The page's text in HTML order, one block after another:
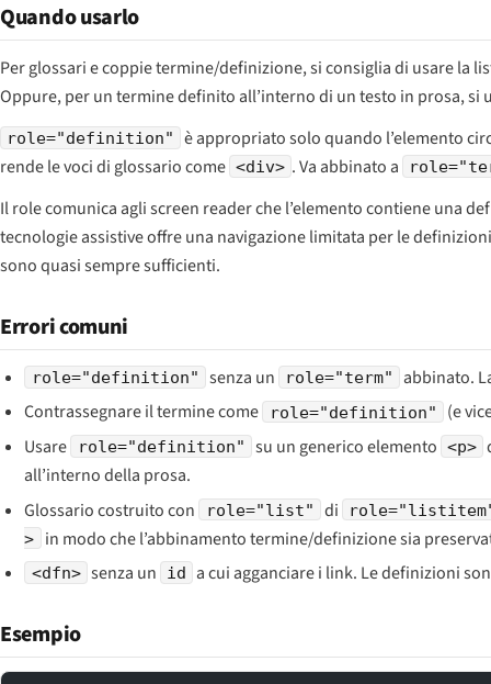
Quando usarlo
Per glossari e coppie termine/definizione, si consiglia di usare la
Oppure, per un termine definito all’interno di un testo in prosa, si
role="definition"
è appropriato solo quando l’elemento
rende le voci di glossario come <div> . Va abbinato a
Il role comunica agli screen reader che l’elemento contiene una
tecnologie assistive offre una navigazione limitata per le
sono quasi sempre sufficienti.
Errori comuni
role="definition" senza un role="term"
abbinato.
Contrassegnare il termine come
role="definition"
(e
Usare
role="definition" su un generico elemento <p>
all’interno della prosa.
Glossario costruito con
role="list" di
>
in modo che l’abbinamento termine/definizione sia
<dfn> senza un id a cui agganciare i link. Le definizioni
Esempio